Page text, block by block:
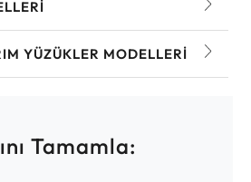
YÜZÜKLER MODELLERI
Tamamla: